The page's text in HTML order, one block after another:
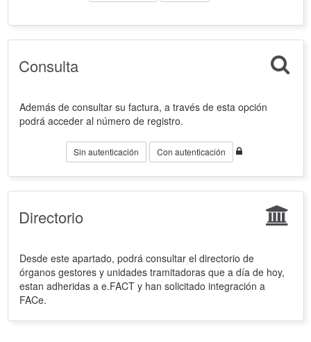
Consulta
Además de consultar su factura, a través de esta opción
podrá acceder al número de registro.
Sin autenticación Con autenticación
Directorio
Desde este apartado, podrá consultar el directorio de
órganos gestores y unidades tramitadoras que a día de hoy,
estan adheridas a e.FACT y han solicitado integración a
FACe.